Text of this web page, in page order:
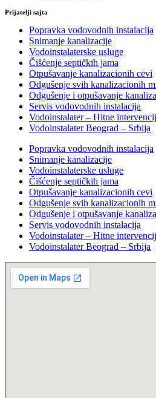
Prijatelji sajta
Popravka vodovodnih instalacija
Snimanje kanalizacije
Vodoinstalaterske usluge
Čišćenje septičkih jama
Otpušavanje kanalizacionih cevi
Odgušenje svih kanalizacionih
Odgušenje i otpušavanje
Servis vodovodnih instalacija
Vodoinstalater – Hitne
Vodoinstalater Beograd – Srbija
Popravka vodovodnih instalacija
Snimanje kanalizacije
Vodoinstalaterske usluge
Čišćenje septičkih jama
Otpušavanje kanalizacionih cevi
Odgušenje svih kanalizacionih
Odgušenje i otpušavanje
Servis vodovodnih instalacija
Vodoinstalater – Hitne
Vodoinstalater Beograd – Srbija